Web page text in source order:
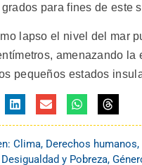
para fines de este
lapso el nivel del mar
amenazando la
pequeños estados
Clima, Derechos humanos,
Desigualdad y Pobreza,